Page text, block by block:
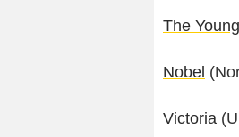
The
Nobel
Victoria